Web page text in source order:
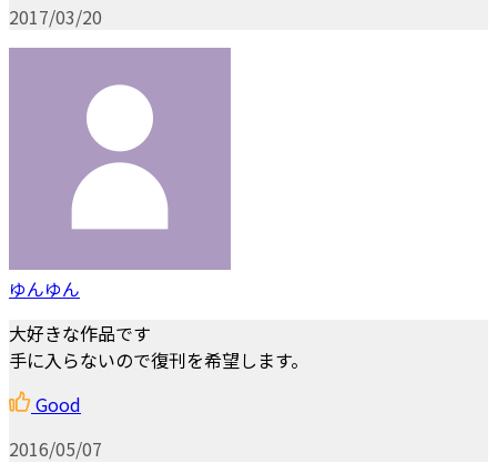
2017/03/20
ゆんゆん
大好きな作品です
手に入らないので復刊を希望します。
Good
2016/05/07